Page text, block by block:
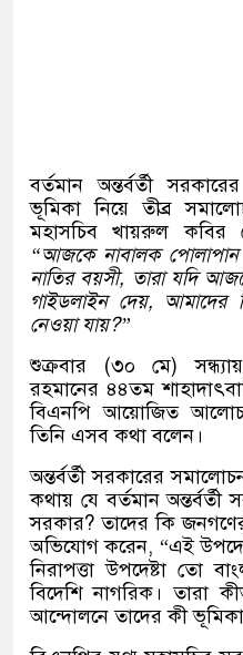
বর্তমান অন্তর্বর্তী
ভূমিকা নিয়ে তীব্র
মহাসচিব খায়রুল কবির
“আজকে নাবালক পোলাপান
নাতির বয়সী, তারা যদি
গাইডলাইন দেয়, আমাদের
নেওয়া যায়?”
শুক্রবার (৩০ মে)
রহমানের ৪৪তম
বিএনপি আয়োজিত
তিনি এসব কথা বলেন।
অন্তর্বর্তী সরকারের
কথায় যে বর্তমান অন্তর্বর্তী
সরকার? তাদের কি
অভিযোগ করেন, “এই
নিরাপত্তা উপদেষ্টা তো
বিদেশি নাগরিক। তারা
আন্দোলনে তাদের কী